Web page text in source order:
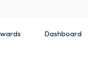
Dashboard